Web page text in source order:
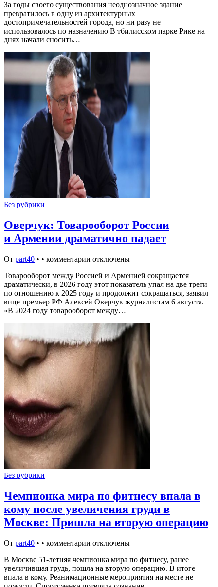
За годы своего существования неоднозначное здание
превратилось в одну из архитектурных
достопримечательностей города, но ни разу не
использовалось по назначению В тбилисском парке Рике на
днях начали сносить…
Без рубрики
Оверчук: Товарооборот России
и Армении драматично падает
От part40 • • комментарии отключены
Товарооборот между Россией и Арменией сокращается
драматически, в 2026 году этот показатель упал на две трети
по отношению к 2025 году и продолжит сокращаться, заявил
вице-премьер РФ Алексей Оверчук журналистам 6 августа.
«В 2024 году товарооборот между…
Без рубрики
Чемпионка мира по фитнесу впала в
кому после увеличения груди в
Москве: Пришла на вторую операцию
От part40 • • комментарии отключены
В Москве 51-летняя чемпионка мира по фитнесу, ранее
увеличившая грудь, пошла на вторую операцию. В итоге
впала в кому. Реанимационные мероприятия на месте не